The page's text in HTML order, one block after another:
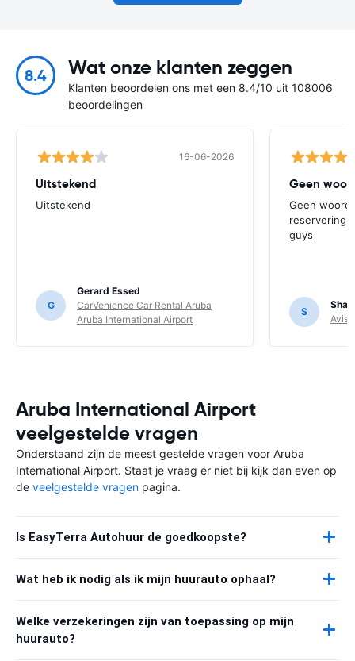
8.4 Wat onze klanten zeggen
Klanten beoordelen ons met een 8.4/10 uit 108006
beoordelingen
16-06-2026
Uitstekend
Uitstekend
G
Gerard Essed
CarVenience Car Rental Aruba
Aruba International Airport
Geen
Geen
reservering
guys
S
Avis
Aruba International Airport
veelgestelde vragen
Onderstaand zijn de meest gestelde vragen voor Aruba
International Airport. Staat je vraag er niet bij kijk dan even op
de veelgestelde vragen pagina.
Is EasyTerra Autohuur de goedkoopste?
Wat heb ik nodig als ik mijn huurauto ophaal?
Welke verzekeringen zijn van toepassing op mijn
huurauto?